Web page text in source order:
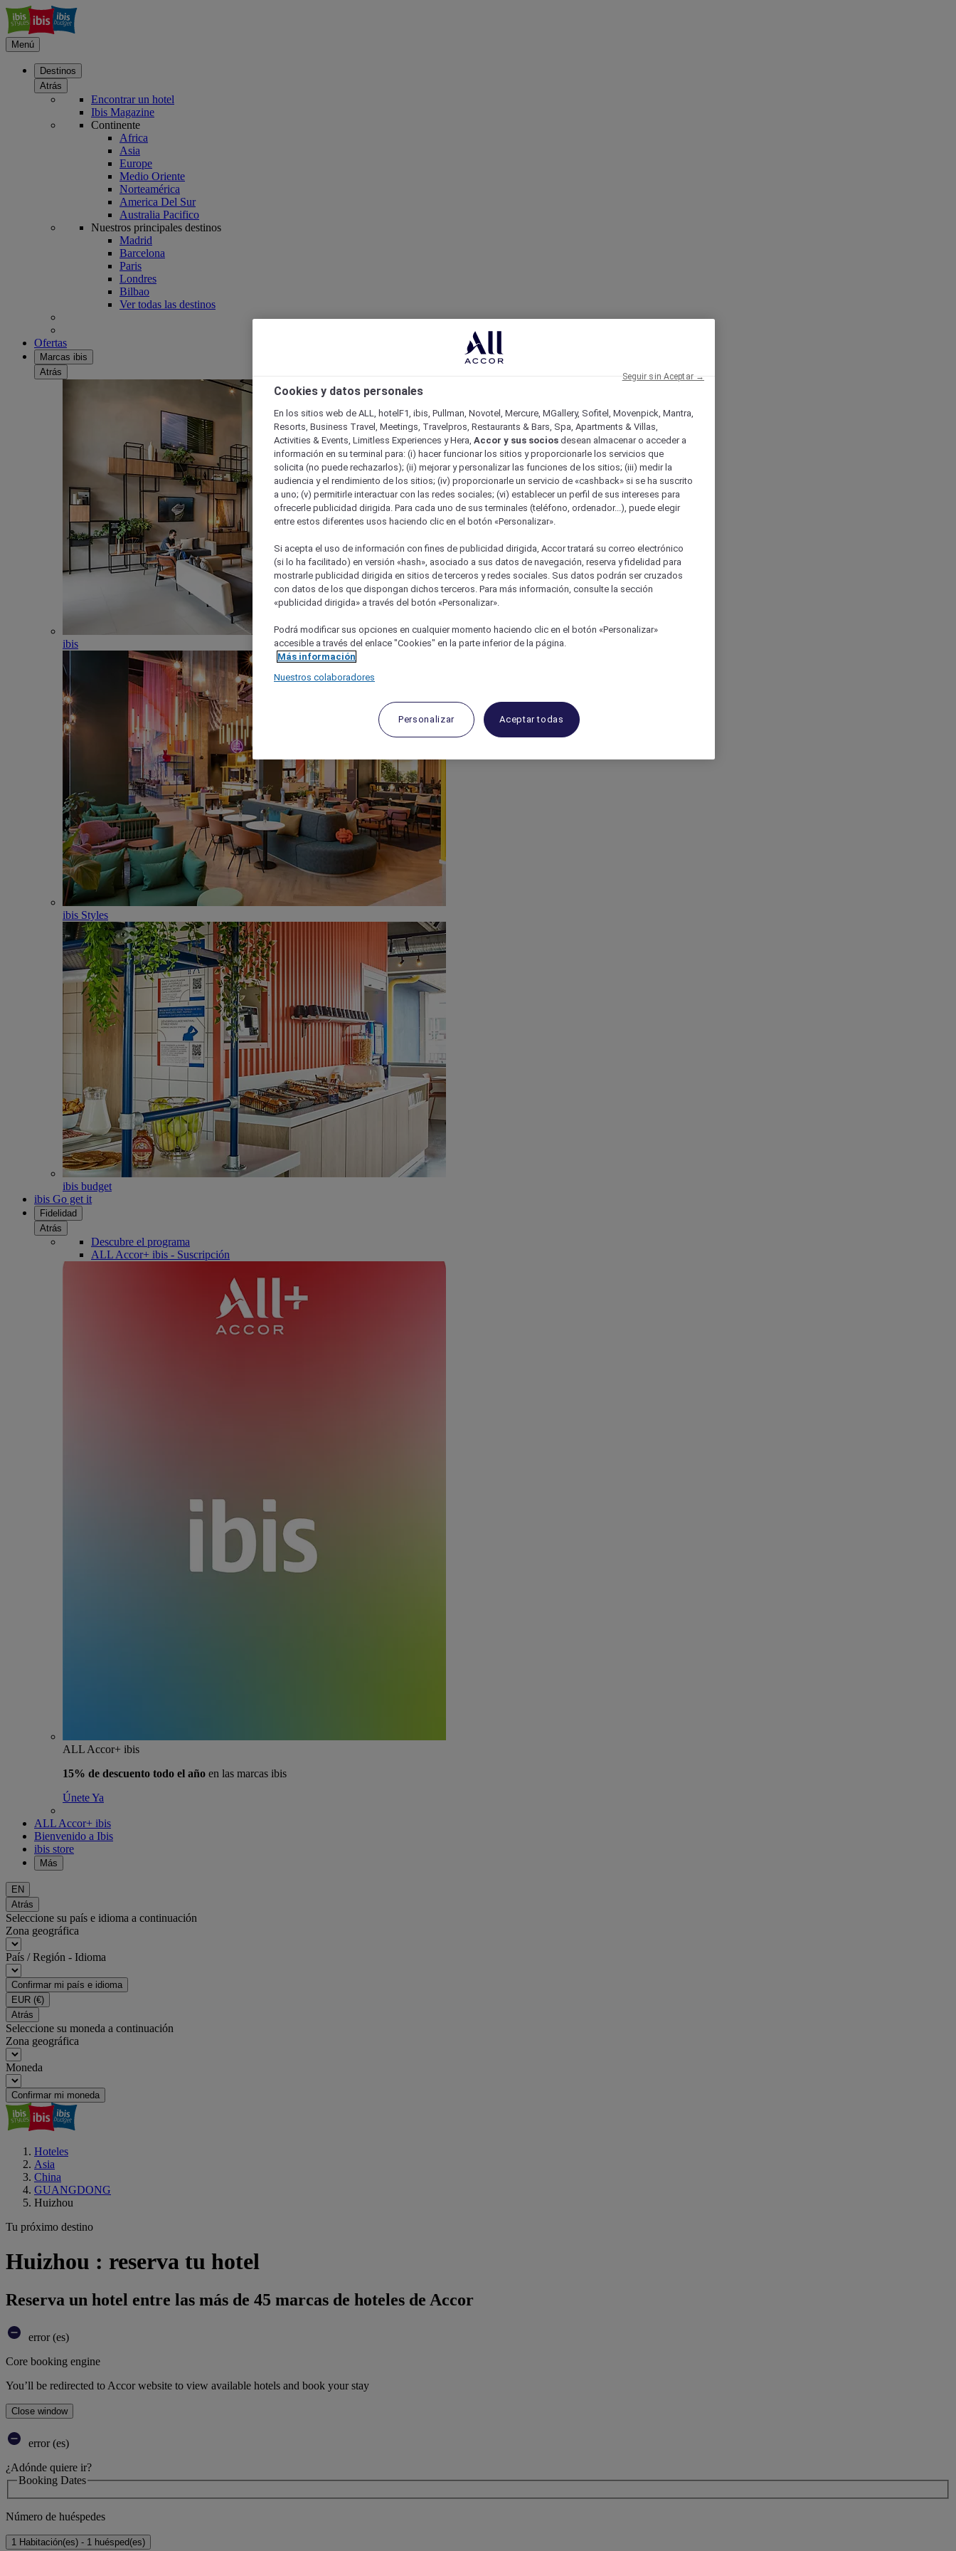
Menú
Destinos
Atrás
Encontrar un hotel
Ibis Magazine
Continente
Africa
Asia
Europe
Medio Oriente
Norteamérica
America Del Sur
Australia Pacifico
Nuestros principales destinos
Madrid
Barcelona
Paris
Londres
Bilbao
Ver todas las destinos
Ofertas
Marcas ibis
Atrás
ibis
ibis Styles
ibis budget
ibis Go get it
Fidelidad
Atrás
Descubre el programa
ALL Accor+ ibis - Suscripción
ALL Accor+ ibis
15% de descuento todo el año en las marcas ibis
Únete Ya
ALL Accor+ ibis
Bienvenido a Ibis
ibis store
Más
EN
Atrás
Seleccione su país e idioma a continuación
Zona geográfica
País / Región - Idioma
Confirmar mi país e idioma
EUR (€)
Atrás
Seleccione su moneda a continuación
Zona geográfica
Moneda
Confirmar mi moneda
Hoteles
Asia
China
GUANGDONG
Huizhou
Tu próximo destino
Huizhou : reserva tu hotel
Reserva un hotel entre las más de 45 marcas de hoteles de Accor
error (es)
Core booking engine
You’ll be redirected to Accor website to view available hotels and book your stay
Close window
error (es)
¿Adónde quiere ir?
Booking Dates
Número de huéspedes
1 Habitación(es) - 1 huésped(es)
Cookies y datos personales
En los sitios web de ALL, hotelF1, ibis, Pullman, Novotel, Mercure, MGallery, Sofitel, Movenpick, Mantra,
Resorts, Business Travel, Meetings, Travelpros, Restaurants & Bars, Spa, Apartments & Villas,
Activities & Events, Limitless Experiences y Hera, Accor y sus socios desean almacenar o acceder a
información en su terminal para: (i) hacer funcionar los sitios y proporcionarle los servicios que
solicita (no puede rechazarlos); (ii) mejorar y personalizar las funciones de los sitios; (iii) medir la
audiencia y el rendimiento de los sitios; (iv) proporcionarle un servicio de «cashback» si se ha suscrito
a uno; (v) permitirle interactuar con las redes sociales; (vi) establecer un perfil de sus intereses para
ofrecerle publicidad dirigida. Para cada uno de sus terminales (teléfono, ordenador...), puede elegir
entre estos diferentes usos haciendo clic en el botón «Personalizar».
Si acepta el uso de información con fines de publicidad dirigida, Accor tratará su correo electrónico
(si lo ha facilitado) en versión «hash», asociado a sus datos de navegación, reserva y fidelidad para
mostrarle publicidad dirigida en sitios de terceros y redes sociales. Sus datos podrán ser cruzados
con datos de los que dispongan dichos terceros. Para más información, consulte la sección
«publicidad dirigida» a través del botón «Personalizar».
Podrá modificar sus opciones en cualquier momento haciendo clic en el botón «Personalizar»
accesible a través del enlace "Cookies" en la parte inferior de la página.
Más información
Nuestros colaboradores
Personalizar Aceptar todas
Seguir sin Aceptar →